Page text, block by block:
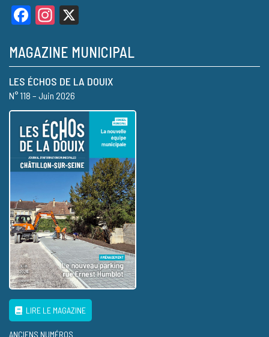
FacebookInstagram
MAGAZINE MUNICIPAL
LES ÉCHOS DE LA DOUIX
N° 118 – Juin 2026
LIRE LE MAGAZINE
ANCIENS NUMÉROS